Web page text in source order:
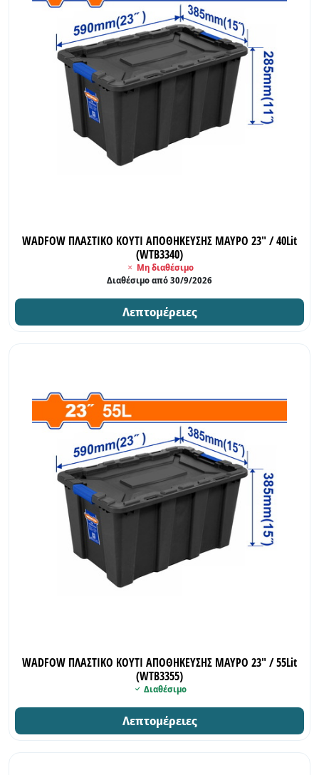
WADFOW ΠΛΑΣΤΙΚΟ ΚΟΥΤΙ ΑΠΟΘΗΚΕΥΣΗΣ ΜΑΥΡΟ 23" / 40Lit
(WTB3340)
Μη διαθέσιμο
Διαθέσιμο από 30/9/2026
Λεπτομέρειες
WADFOW ΠΛΑΣΤΙΚΟ ΚΟΥΤΙ ΑΠΟΘΗΚΕΥΣΗΣ ΜΑΥΡΟ 23" / 55Lit
(WTB3355)
Διαθέσιμο
Λεπτομέρειες